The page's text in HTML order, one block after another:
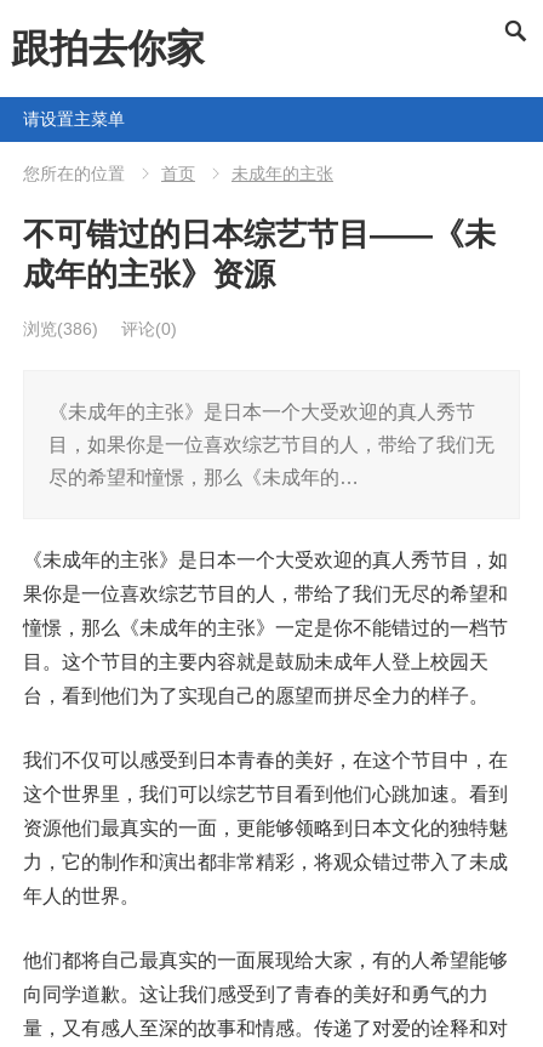
跟拍去你家
请设置主菜单
您所在的位置 首页 未成年的主张
不可错过的日本综艺节目——《未
成年的主张》资源
浏览(386) 评论(0)
《未成年的主张》是日本一个大受欢迎的真人秀节
目，如果你是一位喜欢综艺节目的人，带给了我们无
尽的希望和憧憬，那么《未成年的…
《未成年的主张》是日本一个大受欢迎的真人秀节目，如
果你是一位喜欢综艺节目的人，带给了我们无尽的希望和
憧憬，那么《未成年的主张》一定是你不能错过的一档节
目。这个节目的主要内容就是鼓励未成年人登上校园天
台，看到他们为了实现自己的愿望而拼尽全力的样子。
我们不仅可以感受到日本青春的美好，在这个节目中，在
这个世界里，我们可以综艺节目看到他们心跳加速。看到
资源他们最真实的一面，更能够领略到日本文化的独特魅
力，它的制作和演出都非常精彩，将观众错过带入了未成
年人的世界。
他们都将自己最真实的一面展现给大家，有的人希望能够
向同学道歉。这让我们感受到了青春的美好和勇气的力
量，又有感人至深的故事和情感。传递了对爱的诠释和对